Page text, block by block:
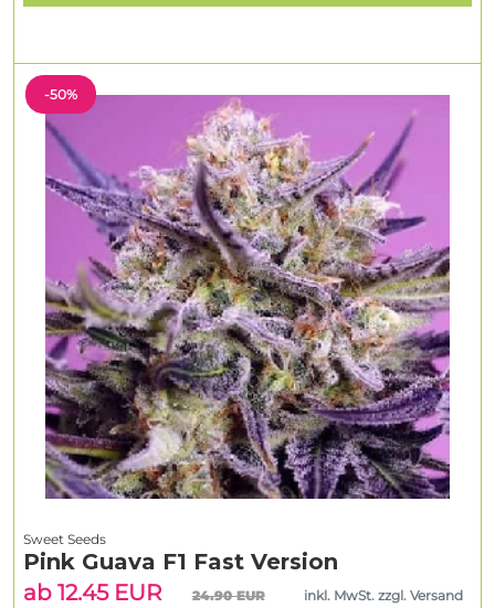
-50%
Sweet Seeds
Pink Guava F1 Fast Version
ab 12.45 EUR
24.90 EUR inkl. MwSt. zzgl. Versand